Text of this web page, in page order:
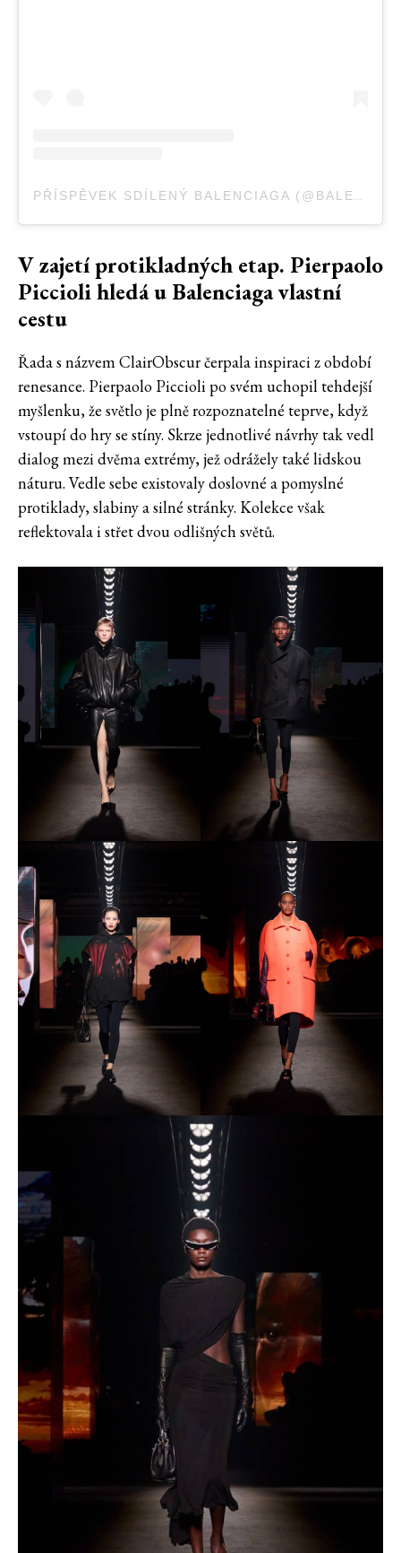
PŘÍSPĚVEK SDÍLENÝ BALENCIAGA (@BALENCIAGA)
V zajetí protikladných etap. Pierpaolo
Piccioli hledá u Balenciaga vlastní
cestu
Řada s názvem ClairObscur čerpala inspiraci z období
renesance. Pierpaolo Piccioli po svém uchopil tehdejší
myšlenku, že světlo je plně rozpoznatelné teprve, když
vstoupí do hry se stíny. Skrze jednotlivé návrhy tak vedl
dialog mezi dvěma extrémy, jež odrážely také lidskou
náturu. Vedle sebe existovaly doslovné a pomyslné
protiklady, slabiny a silné stránky. Kolekce však
reflektovala i střet dvou odlišných světů.